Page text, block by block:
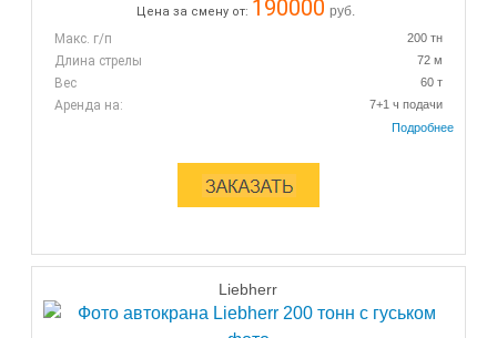
Цена за смену от: 190000 руб.
Макс. г/п
200 тн
Длина стрелы 72 м
Вес 60 т
Аренда на: 7+1 ч подачи
Liebherr